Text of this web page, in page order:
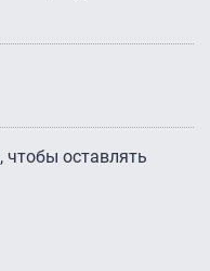
, чтобы оставлять